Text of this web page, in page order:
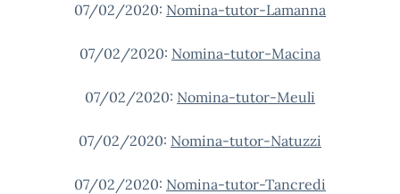
07/02/2020: Nomina-tutor-Lamanna
07/02/2020: Nomina-tutor-Macina
07/02/2020: Nomina-tutor-Meuli
07/02/2020: Nomina-tutor-Natuzzi
07/02/2020: Nomina-tutor-Tancredi